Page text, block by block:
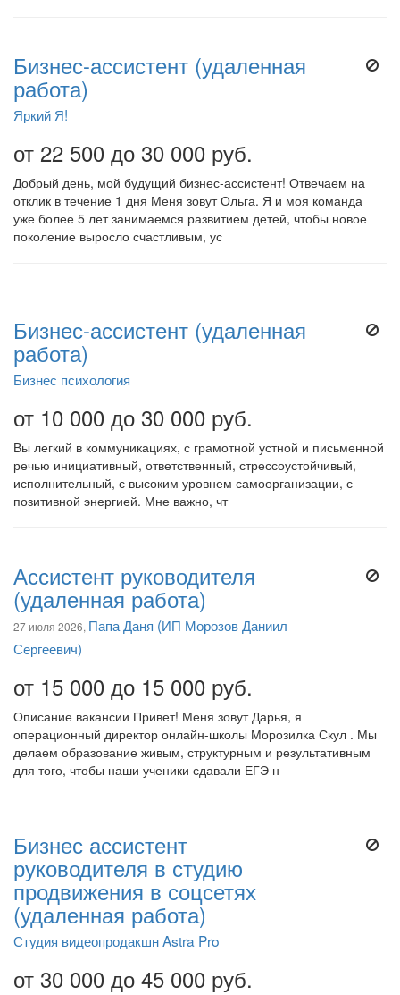
Бизнес-ассистент (удаленная
работа)
Яркий Я!
от 22 500 до 30 000 руб.
Добрый день, мой будущий бизнес-ассистент! Отвечаем на
отклик в течение 1 дня Меня зовут Ольга. Я и моя команда
уже более 5 лет занимаемся развитием детей, чтобы новое
поколение выросло счастливым, ус
Бизнес-ассистент (удаленная
работа)
Бизнес психология
от 10 000 до 30 000 руб.
Вы легкий в коммуникациях, с грамотной устной и письменной
речью инициативный, ответственный, стрессоустойчивый,
исполнительный, с высоким уровнем самоорганизации, с
позитивной энергией. Мне важно, чт
Ассистент руководителя
(удаленная работа)
27 июля 2026, Папа Даня (ИП Морозов Даниил
Сергеевич)
от 15 000 до 15 000 руб.
Описание вакансии Привет! Меня зовут Дарья, я
операционный директор онлайн-школы Морозилка Скул . Мы
делаем образование живым, структурным и результативным
для того, чтобы наши ученики сдавали ЕГЭ н
Бизнес ассистент
руководителя в студию
продвижения в соцсетях
(удаленная работа)
Студия видеопродакшн Astra Pro
от 30 000 до 45 000 руб.